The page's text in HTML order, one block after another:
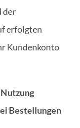
der
erfolgten
Kundenkonto
Bestellungen